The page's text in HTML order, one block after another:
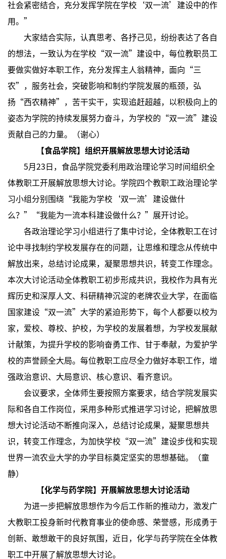
社会紧密结合，充分发挥学院在学校‘双一流’建设中的作
用。”
大家结合实际，认真思考、各抒己见，纷纷表达了各自
的想法，一致认为在学校“双一流”建设中，每位教职员工
要做实做好本职工作，充分发挥主人翁精神，面向“三
农”，服务社会，突破影响和制约学院发展的瓶颈，弘
扬“西农精神”，苦干实干，实现追赶超越，以积极向上的
姿态为学院的持续发展努力奋斗，为学校的“双一流”建设
贡献自己的力量。（谢心）
【食品学院】组织开展解放思想大讨论活动
5月23日，食品学院党委利用政治理论学习时间组织全
体教职工开展解放思想大讨论。学院四个教职工政治理论学
习小组分别围绕“我能为学校‘双一流’建设做什
么？”“我能为一流本科建设做什么？”展开讨论。
各政治理论学习小组进行了集中讨论，全体教职工在讨
论中寻找制约学校发展存在的问题，让思维和理念从传统中
解放出来，总结讨论成果，凝聚思想共识，转变工作理念。
本次大讨论活动全体教职工初步形成共识，我校作为具有光
辉历史和深厚人文、科研精神沉淀的老牌农业大学，在面临
国家建设“双一流”大学的紧迫形势下，每个人都要以校为
家，爱校、尊校、护校，为学校的发展着想，为学校发展献
计献策，为提升学校的影响奋勇工作、甘于奉献，为爱护学
校的声誉顾全大局。每位教职工应尽全力做好本职工作，增
强政治意识、大局意识、核心意识、看齐意识。
会议要求，全体师生要按照方案要求，结合学院发展实
际和各自工作岗位，采用多种形式推进学习讨论，把解放思
想大讨论活动不断推向深入，总结讨论成果，凝聚思想共
识，转变工作理念，为加快学校“双一流”建设步伐和实现
世界一流农业大学的办学目标奠定坚实的思想基础。（童
静）
【化学与药学院】开展解放思想大讨论活动
为进一步把解放思想作为今后工作新的推动力，激发广
大教职工投身新时代教育事业的使命感、荣誉感，形成勇于
创新、敢想敢干的良好氛围，近日，化学与药学院在全体教
职工中开展了解放思想大讨论。